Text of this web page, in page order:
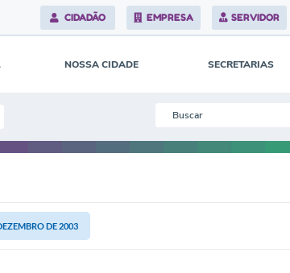
CIDADÃO EMPRESA SERVIDOR
NOSSA CIDADE SECRETARIAS
DE 2003